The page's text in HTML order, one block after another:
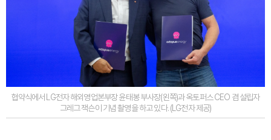
협약식에서 LG전자 해외영업본부장 윤태봉 부사장(왼쪽)과 옥토퍼스 CEO 겸 설립자
그레그 잭슨이 기념 촬영을 하고 있다. (LG전자 제공)